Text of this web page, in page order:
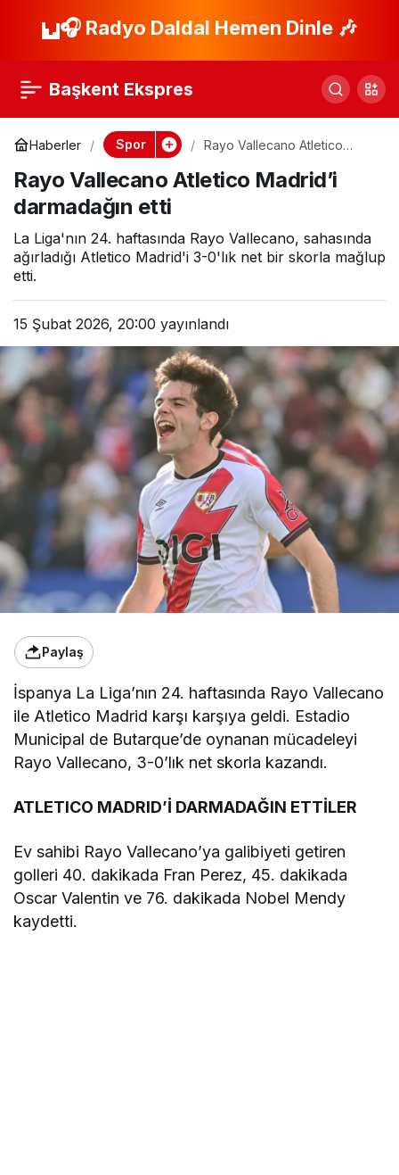
🎧 Radyo Daldal Hemen Dinle 🎶
Başkent Ekspres
Haberler Spor
Rayo Vallecano Atletico
Rayo Vallecano Atletico Madrid’i
darmadağın etti
La Liga'nın 24. haftasında Rayo Vallecano, sahasında
ağırladığı Atletico Madrid'i 3-0'lık net bir skorla mağlup
etti.
15 Şubat 2026, 20:00 yayınlandı
Paylaş
İspanya La Liga’nın 24. haftasında Rayo Vallecano
ile Atletico Madrid karşı karşıya geldi. Estadio
Municipal de Butarque’de oynanan mücadeleyi
Rayo Vallecano, 3-0’lık net skorla kazandı.
ATLETICO MADRID’İ DARMADAĞIN ETTİLER
Ev sahibi Rayo Vallecano’ya galibiyeti getiren
golleri 40. dakikada Fran Perez, 45. dakikada
Oscar Valentin ve 76. dakikada Nobel Mendy
kaydetti.
Zafer 90+6’da geldi!
deplasmandan genç
yıldızı çıkardı
Paylaş